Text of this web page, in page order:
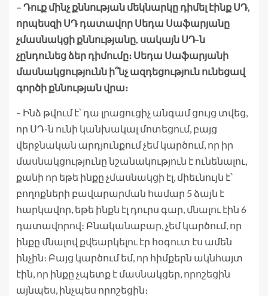
– Դուք մինչ քննության մեկնարկը դիմել էինք ՍԴ,
որպեսզի ՍԴ դատավոր Սեդա Սաֆարյանը
չմասնակցի քննությանը, սակայն ՍԴ-ն
չընդունեց ձեր դիմումը։ Սեդա Սաֆարյանի
մասնակցությունն ի՞նչ ազդեցություն ունեցավ
գործի քննության վրա։
– Ինձ թվում է՝ դա լրացուցիչ անգամ ցույց տվեց,
որ ՍԴ-ն ունի կանխակալ մոտեցում, բայց
վերջնական արդյունքում չեմ կարծում, որ իր
մասնակցությունը նշանակություն է ունենալու,
քանի որ եթե ինքը չմասնակցի էլ, միեւնույն է՝
բողոքների բավարարման համար 5 ձայն է
հարկավոր, եթե ինքն էլ դուրս գար, մնալու էին 6
դատավորով։ Բնականաբար, չեմ կարծում, որ
ինքը մնալով քվեարկելու էր հօգուտ էս ամեն
ինչին։ Բայց կարծում եմ, որ հիմքերն ակնհայտ
էին, որ ինքը չպետք է մասնակցեր, որոշեցին
այնպես, ինչպես որոշեցին։